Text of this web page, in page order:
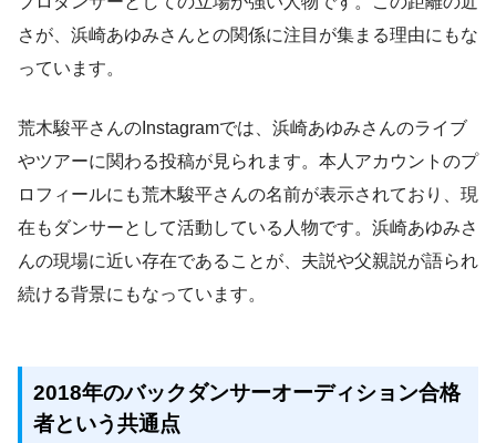
さが、浜崎あゆみさんとの関係に注目が集まる理由にもな
っています。
荒木駿平さんのInstagramでは、浜崎あゆみさんのライブ
やツアーに関わる投稿が見られます。本人アカウントのプ
ロフィールにも荒木駿平さんの名前が表示されており、現
在もダンサーとして活動している人物です。浜崎あゆみさ
んの現場に近い存在であることが、夫説や父親説が語られ
続ける背景にもなっています。
2018年のバックダンサーオーディション合格
者という共通点